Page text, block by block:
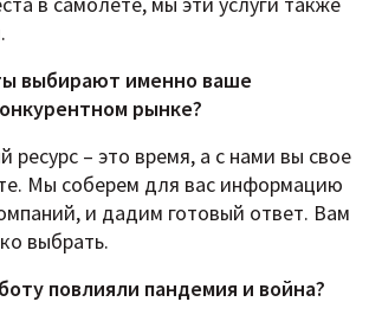
выбирают именно ваше
рынке?
ресурс – это время, а с нами вы свое
Мы соберем для вас информацию
и дадим готовый ответ. Вам
выбрать.
повлияли пандемия и война?